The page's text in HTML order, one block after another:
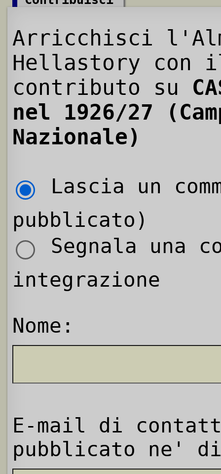
Arricchisci
Hellastory con
contributo su
nel 1926/27
Nazionale)
Lascia un
pubblicato)
Segnala una
integrazione
Nome:
E-mail di
pubblicato ne'